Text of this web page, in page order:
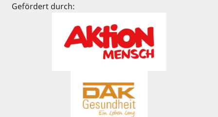
Gefördert durch: